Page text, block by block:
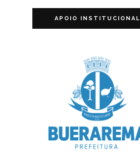
APOIO INSTITUCIONAL